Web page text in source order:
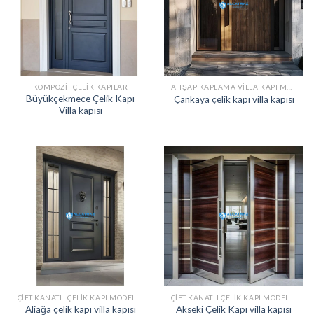
KOMPOZIT ÇELIK KAPILAR
Büyükçekmece Çelik Kapı
Villa kapısı
Çankaya çelik kapı villa kapısı
Aliağa çelik kapı villa kapısı Akseki Çelik Kapı villa kapısı